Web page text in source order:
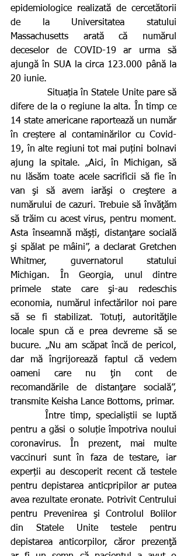
epidemiologice realizată de cercetătorii
de la Universitatea statului
Massachusetts arată că numărul
deceselor de COVID-19 ar urma să
ajungă în SUA la circa 123.000 până la
20 iunie.
difere de la o regiune la alta. În timp ce
14 state americane raportează un număr
în creștere al contaminărilor cu Covid-
19, în alte regiuni tot mai puțini bolnavi
ajung la spitale. „Aici, în Michigan, să
nu lăsăm toate acele sacrificii să fie în
van şi să avem iarăşi o creştere a
numărului de cazuri. Trebuie să învăţăm
să trăim cu acest virus, pentru moment.
Asta înseamnă măşți, distanţare socială
şi spălat pe mâini”, a declarat Gretchen
Whitmer, guvernatorul statului
Michigan. În Georgia, unul dintre
primele state care şi-au redeschis
economia, numărul infectărilor noi pare
să se fi stabilizat. Totuți, autorităţile
locale spun că e prea devreme să se
bucure. „Nu am scăpat încă de pericol,
dar mă îngrijorează faptul că vedem
oameni care nu ţin cont de
recomandările de distanţare socială”,
transmite Keisha Lance Bottoms, primar.
       Între timp, specialiștii se luptă
pentru a găsi o soluție împotriva noului
coronavirus. În prezent, mai multe
vaccinuri sunt în faza de testare, iar
experții au descoperit recent că testele
pentru depistarea anticpripilor ar putea
avea rezultate eronate. Potrivit Centrului
pentru Prevenirea şi Controlul Bolilor
din Statele Unite testele pentru
depistarea anticorpilor, căror prezenţă